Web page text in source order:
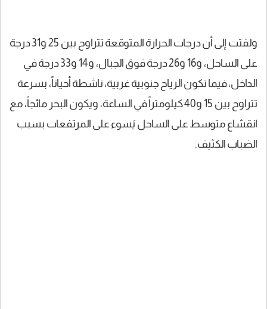
ولفتت إلى أن درجات الحرارة المتوقعة تتراوح بين 25 و31 درجة
على الساحل، و16 و26 درجة فوق الجبال، و14 و33 درجة في
الداخل، فيما تكون الرياح جنوبية غربية، ناشطة أحياناً، بسرعة
تتراوح بين 15 و40 كيلومتراً في الساعة، ويكون البحر مائجاً، مع
انقشاع متوسط على الساحل يَسوء على المرتفعات بسبب
الضباب الكثيف.